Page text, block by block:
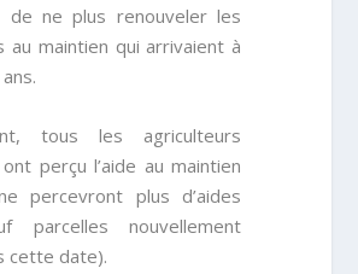
de ne plus renouveler les
au maintien qui arrivaient à
tous les agriculteurs
perçu l’aide au maintien
percevront plus d’aides
parcelles nouvellement
cette date).